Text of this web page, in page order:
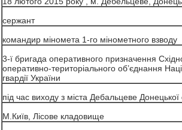
сержант
командир міномета 1-го мінометного взводу
3-ї бригада оперативного призначення
оперативно-територіального об’єднання
гвардії України
під час виходу з міста Дебальцеве Донецької
М.Київ, Лісове кладовище